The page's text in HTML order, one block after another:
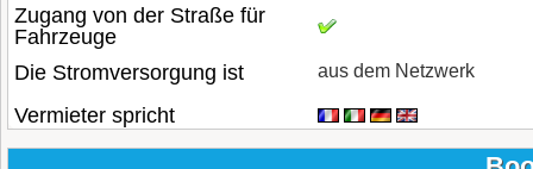
Zugang von der Straße für
Fahrzeuge
Die Stromversorgung ist
aus dem Netzwerk
Vermieter spricht